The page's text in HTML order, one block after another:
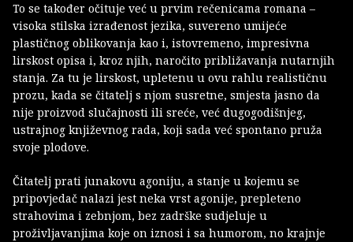
To se također očituje već u prvim rečenicama romana –
visoka stilska izrađenost jezika, suvereno umijeće
plastičnog oblikovanja kao i, istovremeno, impresivna
lirskost opisa i, kroz njih, naročito približavanja nutarnjih
stanja. Za tu je lirskost, upletenu u ovu rahlu realističnu
prozu, kada se čitatelj s njom susretne, smjesta jasno da
nije proizvod slučajnosti ili sreće, već dugogodišnjeg,
ustrajnog književnog rada, koji sada već spontano pruža
svoje plodove.
Čitatelj prati junakovu agoniju, a stanje u kojemu se
pripovjedač nalazi jest neka vrst agonije, prepleteno
strahovima i zebnjom, bez zadrške sudjeluje u
proživljavanjima koje on iznosi i sa humorom, no krajnje